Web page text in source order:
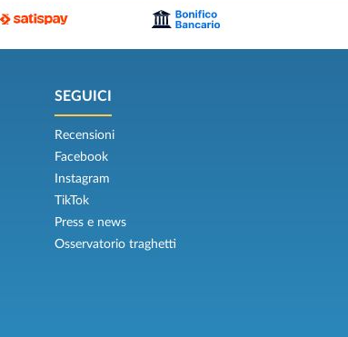
SEGUICI
Recensioni
Facebook
Instagram
TikTok
Press e news
Osservatorio traghetti